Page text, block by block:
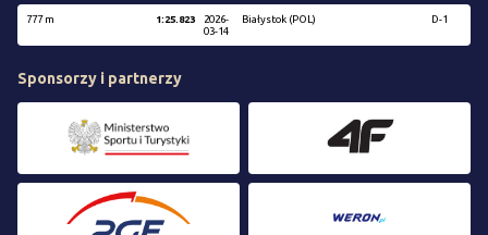
777 m 1:25.823
2026-
03-14
Białystok (POL) D-1
Sponsorzy i partnerzy